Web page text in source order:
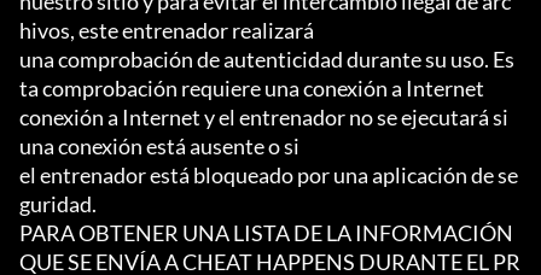
hivos, este entrenador realizará
una comprobación de autenticidad durante su uso. Es
ta comprobación requiere una conexión a Internet
conexión a Internet y el entrenador no se ejecutará si
una conexión está ausente o si
el entrenador está bloqueado por una aplicación de se
guridad.
PARA OBTENER UNA LISTA DE LA INFORMACIÓN
QUE SE ENVÍA A CHEAT HAPPENS DURANTE EL PR